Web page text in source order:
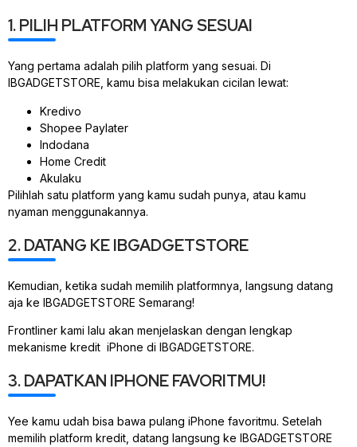
1. PILIH PLATFORM YANG SESUAI
Yang pertama adalah pilih platform yang sesuai. Di
IBGADGETSTORE, kamu bisa melakukan cicilan lewat:
Kredivo
Shopee Paylater
Indodana
Home Credit
Akulaku
Pilihlah satu platform yang kamu sudah punya, atau kamu
nyaman menggunakannya.
2. DATANG KE IBGADGETSTORE
Kemudian, ketika sudah memilih platformnya, langsung datang
aja ke IBGADGETSTORE Semarang!
Frontliner kami lalu akan menjelaskan dengan lengkap
mekanisme kredit iPhone di IBGADGETSTORE.
3. DAPATKAN IPHONE FAVORITMU!
Yee kamu udah bisa bawa pulang iPhone favoritmu. Setelah
memilih platform kredit, datang langsung ke IBGADGETSTORE